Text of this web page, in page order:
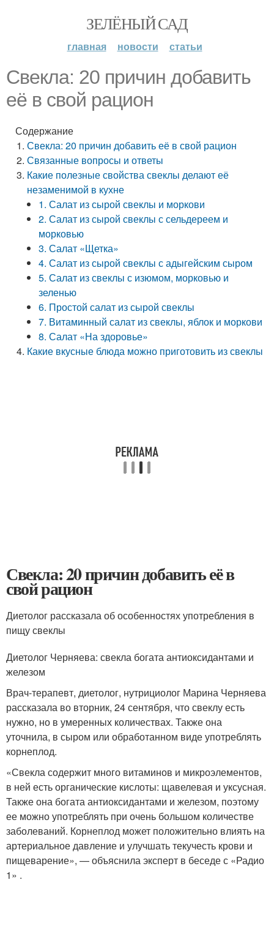
ЗЕЛЁНЫЙ САД
главная новости статьи
Свекла: 20 причин добавить
её в свой рацион
Содержание
Свекла: 20 причин добавить её в свой рацион
Связанные вопросы и ответы
Какие полезные свойства свеклы делают её
незаменимой в кухне
1. Салат из сырой свеклы и моркови
2. Салат из сырой свеклы с сельдереем и
морковью
3. Салат «Щетка»
4. Салат из сырой свеклы с адыгейским сыром
5. Салат из свеклы с изюмом, морковью и
зеленью
6. Простой салат из сырой свеклы
7. Витаминный салат из свеклы, яблок и моркови
8. Салат «На здоровье»
Какие вкусные блюда можно приготовить из свеклы
Свекла: 20 причин добавить её в
свой рацион
Диетолог рассказала об особенностях употребления в
пищу свеклы
Диетолог Черняева: свекла богата антиоксидантами и
железом
Врач-терапевт, диетолог, нутрициолог Марина Черняева
рассказала во вторник, 24 сентября, что свеклу есть
нужно, но в умеренных количествах. Также она
уточнила, в сыром или обработанном виде употреблять
корнеплод.
«Свекла содержит много витаминов и микроэлементов,
в ней есть органические кислоты: щавелевая и уксусная.
Также она богата антиоксидантами и железом, поэтому
ее можно употреблять при очень большом количестве
заболеваний. Корнеплод может положительно влиять на
артериальное давление и улучшать текучесть крови и
пищеварение», — объяснила эксперт в беседе с «Радио
1» .